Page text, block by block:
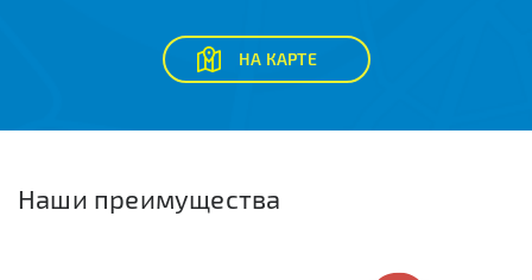
НА КАРТЕ
Наши преимущества